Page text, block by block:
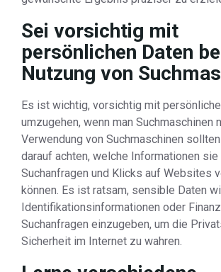
Sei vorsichtig mit
persönlichen Daten
Nutzung von
Es ist wichtig, vorsichtig mit
umzugehen, wenn man Suchmaschinen
Verwendung von Suchmaschinen
darauf achten, welche Informationen
Suchanfragen und Klicks auf Websites
können. Es ist ratsam, sensible Daten
Identifikationsinformationen oder
Suchanfragen einzugeben, um die
Sicherheit im Internet zu wahren.